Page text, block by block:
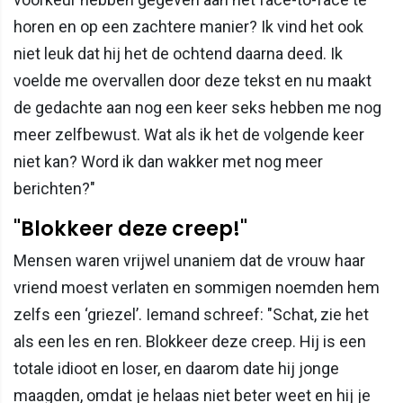
horen en op een zachtere manier? Ik vind het ook
niet leuk dat hij het de ochtend daarna deed. Ik
voelde me overvallen door deze tekst en nu maakt
de gedachte aan nog een keer seks hebben me nog
meer zelfbewust. Wat als ik het de volgende keer
niet kan? Word ik dan wakker met nog meer
berichten?"
"Blokkeer deze creep!"
Mensen waren vrijwel unaniem dat de vrouw haar
vriend moest verlaten en sommigen noemden hem
zelfs een ‘griezel’. Iemand schreef: "Schat, zie het
als een les en ren. Blokkeer deze creep. Hij is een
totale idioot en loser, en daarom date hij jonge
maagden, omdat je helaas niet beter weet en hij je